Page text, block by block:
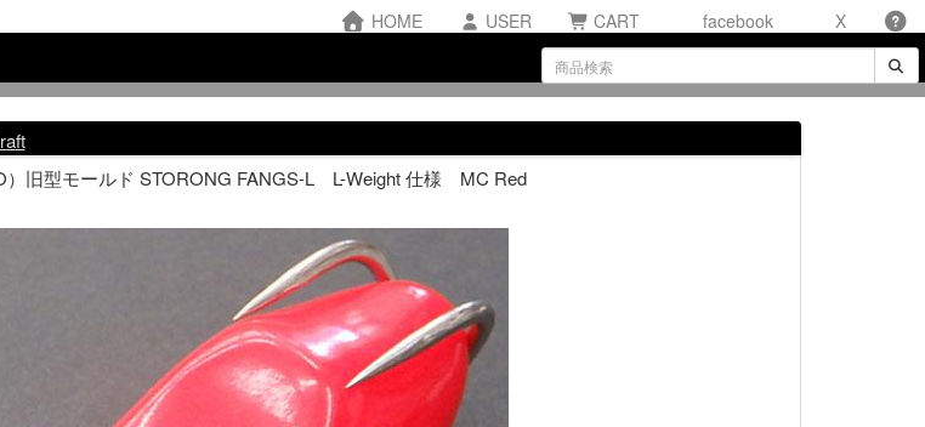
HOME USER CART facebook X
旧型モールド STORONG FANGS-L L-Weight 仕様 MC Red